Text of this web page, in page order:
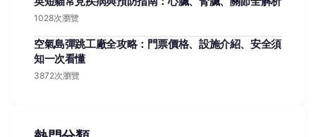
1028次瀏覽
空氣島彈跳工廠全攻略：門票價格、設施介紹、安全須
知一次看懂
3872次瀏覽